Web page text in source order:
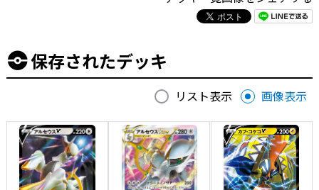
保存されたデッキ
リスト表示 画像表示